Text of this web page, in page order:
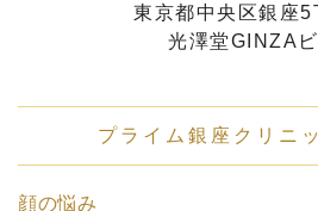
東京都中央区銀座
光澤堂GINZA
プライム銀座クリニ
顔の悩み